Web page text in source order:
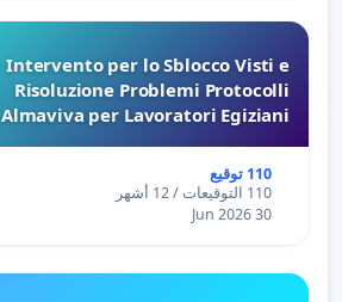
Intervento per lo Sblocco Visti e
Risoluzione Problemi Protocolli
Almaviva per Lavoratori Egiziani
110 توقيع
110 التوقيعات / 12 أشهر
30 Jun 2026